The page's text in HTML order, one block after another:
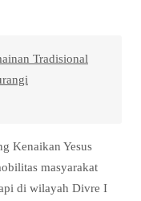
Tradisional
Kenaikan Yesus
masyarakat
di wilayah Divre I